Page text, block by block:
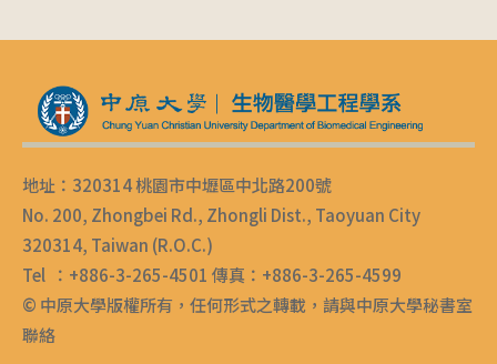
地址：320314 桃園市中壢區中北路200號
No. 200, Zhongbei Rd., Zhongli Dist., Taoyuan City
320314, Taiwan (R.O.C.)
Tel ：+886-3-265-4501 傳真：+886-3-265-4599
© 中原大學版權所有，任何形式之轉載，請與中原大學秘書室
聯絡